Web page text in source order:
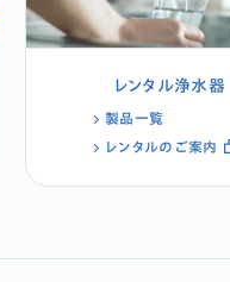
レンタル浄水器
製品一覧
レンタルのご案内